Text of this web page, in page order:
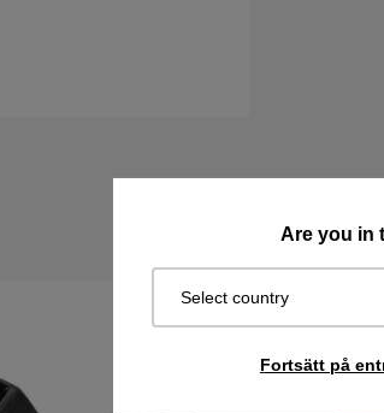
Are you in
Select country
Fortsätt på